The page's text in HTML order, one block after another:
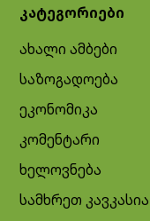
კატეგორიები
ახალი ამბები
საზოგადოება
ეკონომიკა
კომენტარი
ხელოვნება
სამხრეთ კავკასია